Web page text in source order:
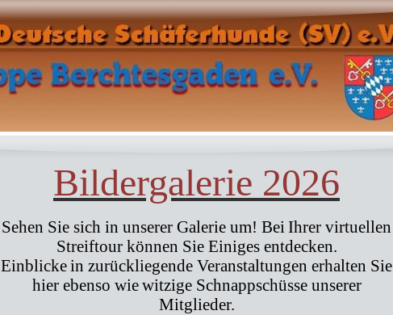
Bildergalerie 2026
Sehen Sie sich in unserer Galerie um! BeiIhrer virtuellen
Streiftour können Sie Einiges entdecken.
Einblickein zurückliegende Veranstaltungen erhalten Sie
hier ebenso wiewitzige Schnappschüsse unserer
Mitglieder.